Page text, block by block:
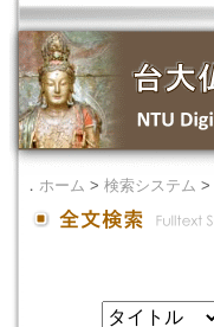
． ホーム > 検索システム >